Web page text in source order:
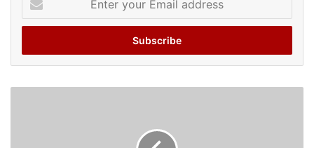
your
Email